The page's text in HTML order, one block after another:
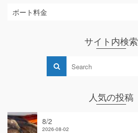
ボート料金
サイト内検索
人気の投稿
8/2
2026-08-02